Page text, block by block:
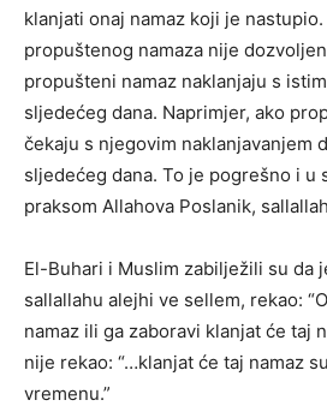
klanjati onaj namaz koji je
propuštenog namaza nije
propušteni namaz naklanjaju s
sljedećeg dana. Naprimjer, ako
čekaju s njegovim naklanjavanjem
sljedećeg dana. To je pogrešno i u
praksom Allahova Poslanik,
El-Buhari i Muslim zabilježili su da
sallallahu alejhi ve sellem, rekao:
namaz ili ga zaboravi klanjat će taj
nije rekao: “…klanjat će taj namaz
vremenu.”